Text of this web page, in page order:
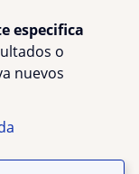
especifica
o
nuevos